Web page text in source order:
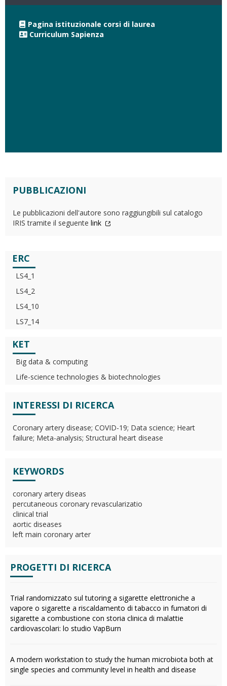
Pagina istituzionale corsi di laurea
Curriculum Sapienza
PUBBLICAZIONI
Le pubblicazioni dell'autore sono raggiungibili sul catalogo
IRIS tramite il seguente link
ERC
LS4_1
LS4_2
LS4_10
LS7_14
KET
Big data & computing
Life-science technologies & biotechnologies
INTERESSI DI RICERCA
Coronary artery disease; COVID-19; Data science; Heart
failure; Meta-analysis; Structural heart disease
KEYWORDS
coronary artery diseas
percutaneous coronary revascularizatio
clinical trial
aortic diseases
left main coronary arter
PROGETTI DI RICERCA
Trial randomizzato sul tutoring a sigarette elettroniche a
vapore o sigarette a riscaldamento di tabacco in fumatori di
sigarette a combustione con storia clinica di malattie
cardiovascolari: lo studio VapBurn
A modern workstation to study the human microbiota both at
single species and community level in health and disease